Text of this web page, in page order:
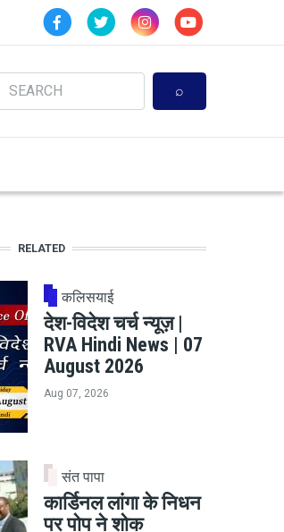
Search
RELATED
कलिसयाई
देश-विदेश चर्च न्यूज़ |
RVA Hindi News | 07
August 2026
Aug 07, 2026
संत पापा
कार्डिनल लांगा के निधन
पर पोप ने शोक